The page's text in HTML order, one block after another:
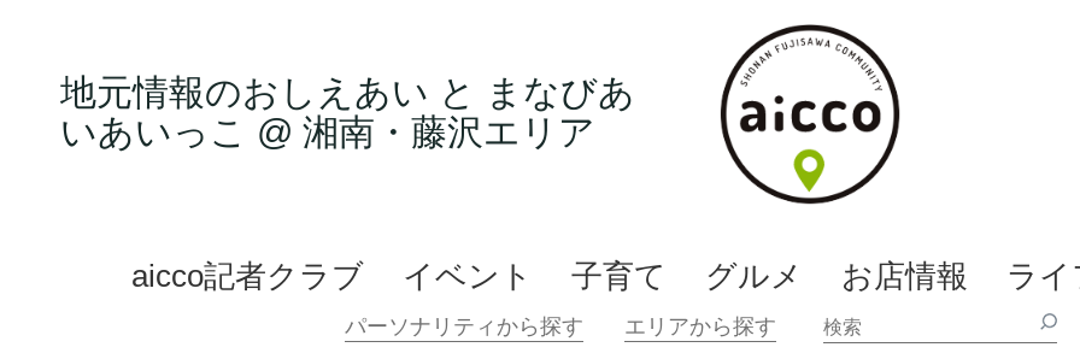
地元情報のおしえあい と まなびあ
いあいっこ @ 湘南・藤沢エリア
aicco記者クラブ イベント 子育て グルメ お店情報 ラ